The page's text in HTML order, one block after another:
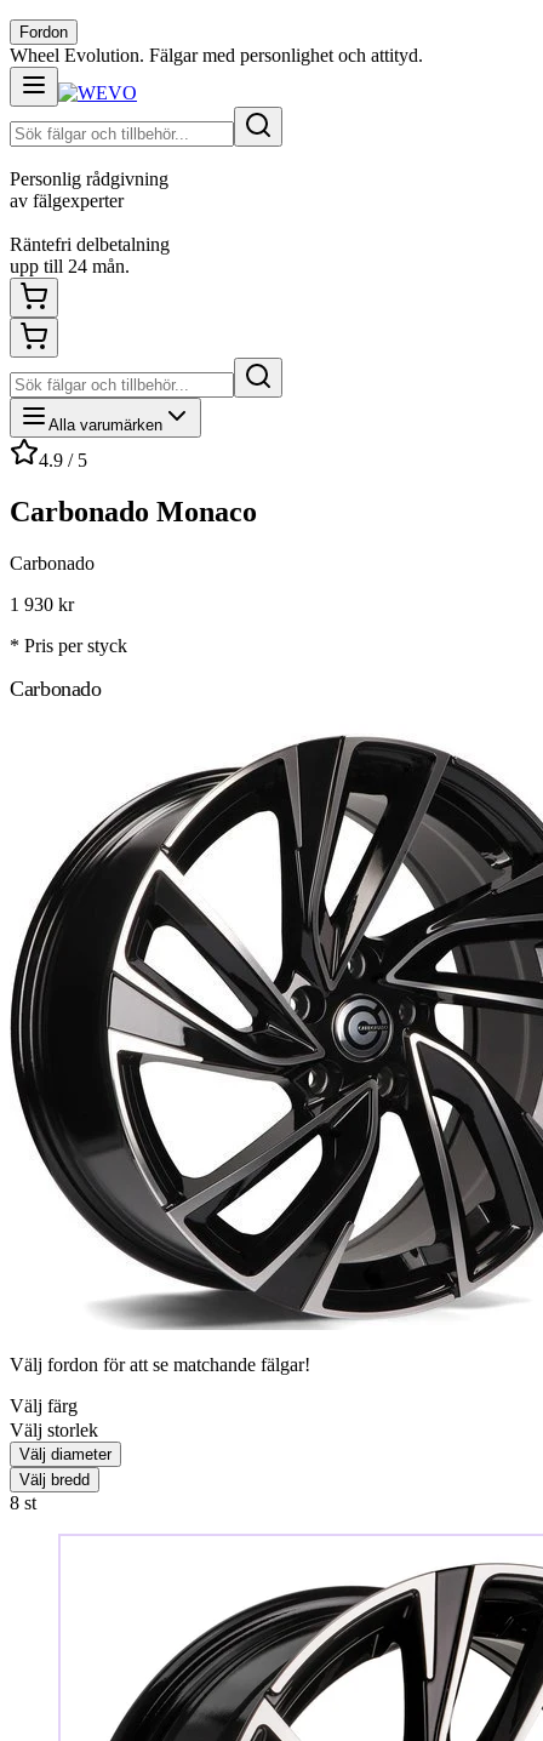
Fordon
Wheel Evolution. Fälgar med personlighet och attityd.
Personlig rådgivning
av fälgexperter
Räntefri delbetalning
upp till 24 mån.
Alla varumärken
4.9 / 5
Carbonado Monaco
Carbonado
1 930 kr
* Pris per styck
Carbonado
Välj fordon för att se matchande fälgar!
Välj färg
Välj storlek
Välj diameter
Välj bredd
8 st